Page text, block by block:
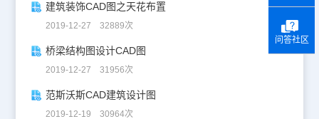
建筑装饰CAD图之天花布置
2019-12-27 32889次
桥梁结构图设计CAD图
2019-12-27 31956次
范斯沃斯CAD建筑设计图
2019-12-19 30964次
问答社区